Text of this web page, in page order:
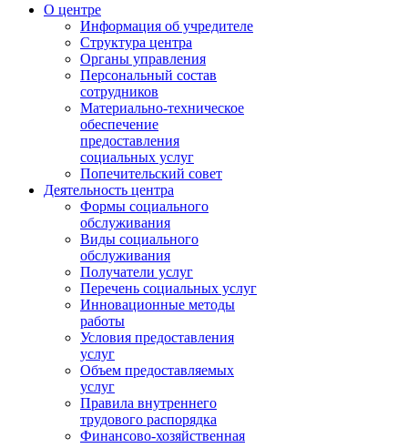
О центре
Информация об учредителе
Структура центра
Органы управления
Персональный состав
сотрудников
Материально-техническое
обеспечение
предоставления
социальных услуг
Попечительский совет
Деятельность центра
Формы социального
обслуживания
Виды социального
обслуживания
Получатели услуг
Перечень социальных услуг
Инновационные методы
работы
Условия предоставления
услуг
Объем предоставляемых
услуг
Правила внутреннего
трудового распорядка
Финансово-хозяйственная